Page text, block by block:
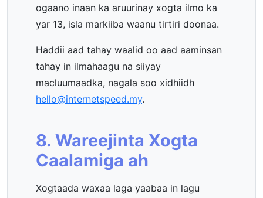
ogaano inaan ka aruurinay xogta ilmo ka
yar 13, isla markiiba waanu tirtiri doonaa.
Haddii aad tahay waalid oo aad aaminsan
tahay in ilmahaagu na siiyay
macluumaadka, nagala soo xidhiidh
hello@internetspeed.my.
8. Wareejinta Xogta
Caalamiga ah
Xogtaada waxaa laga yaabaa in lagu